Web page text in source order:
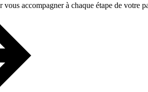
accompagner à chaque étape de votre